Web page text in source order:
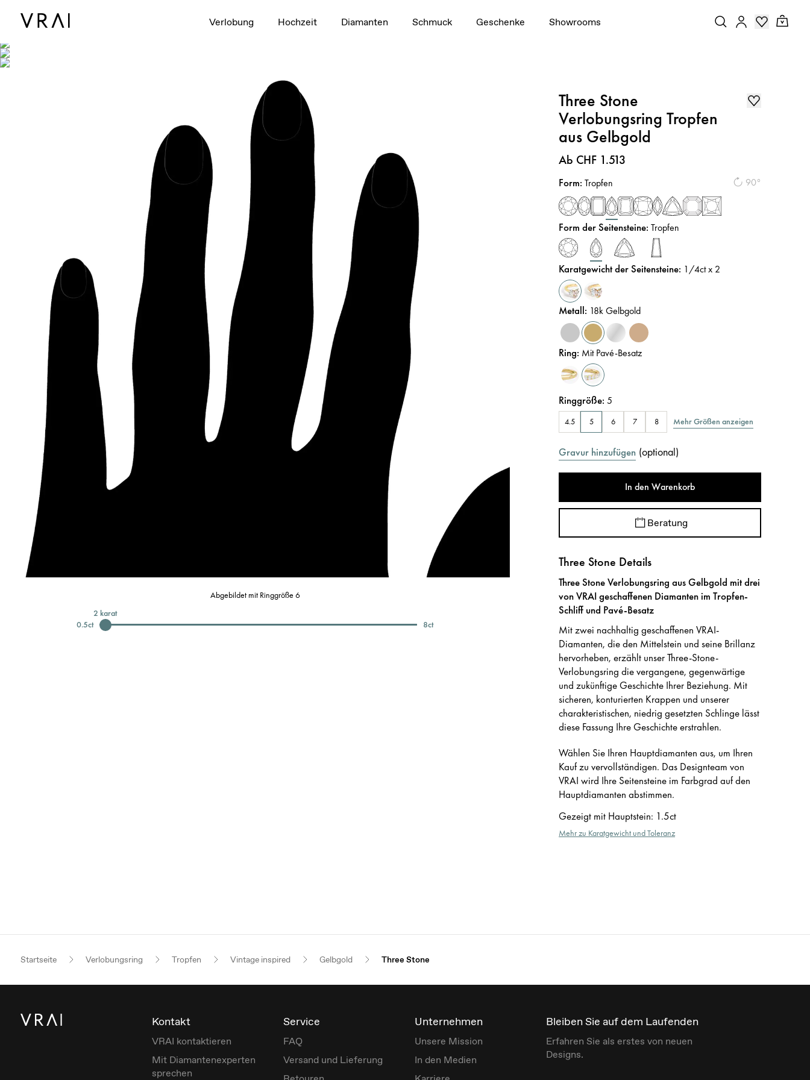
Verlobung Hochzeit Diamanten Schmuck Geschenke Showrooms
Abgebildet mit Ringgröße 6
0.5ct
2 karat
8ct
Three Stone
Verlobungsring Tropfen
aus Gelbgold
Preis:
Ab CHF 1.513
90°
Form:Tropfen
Form der Seitensteine:Tropfen
Karatgewicht der Seitensteine: 1/4ct x 2
Metall: 18k Gelbgold
Ring: Mit Pavé-Besatz
Ringgröße:5
4.5 5 6 7 8 Mehr Größen anzeigen
Gravur hinzufügen (optional)
In den Warenkorb
Beratung
Three Stone Details
Three Stone Verlobungsring aus Gelbgold mit drei
von VRAI geschaffenen Diamanten im Tropfen-
Schliff und Pavé-Besatz
Mit zwei nachhaltig geschaffenen VRAI-
Diamanten, die den Mittelstein und seine Brillanz
hervorheben, erzählt unser Three-Stone-
Verlobungsring die vergangene, gegenwärtige
und zukünftige Geschichte Ihrer Beziehung. Mit
sicheren, konturierten Krappen und unserer
charakteristischen, niedrig gesetzten Schlinge lässt
diese Fassung Ihre Geschichte erstrahlen.
Wählen Sie Ihren Hauptdiamanten aus, um Ihren
Kauf zu vervollständigen. Das Designteam von
VRAI wird Ihre Seitensteine im Farbgrad auf den
Hauptdiamanten abstimmen.
Gezeigt mit Hauptstein: 1.5ct
Mehr zu Karatgewicht und Toleranz
Startseite Verlobungsring Tropfen Vintage inspired Gelbgold Three Stone
Kontakt
VRAI kontaktieren
Mit Diamantenexperten
sprechen
Service
FAQ
Versand und Lieferung
Unternehmen
Unsere Mission
In den Medien
Bleiben Sie auf dem Laufenden
Erfahren Sie als erstes von neuen
Designs.